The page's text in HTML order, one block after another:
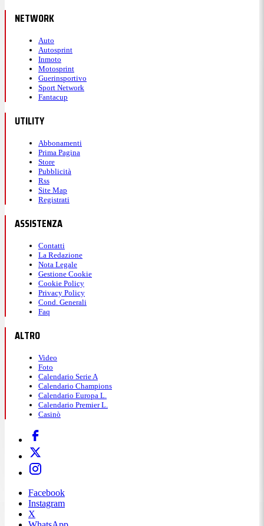
NETWORK
Auto
Autosprint
Inmoto
Motosprint
Guerinsportivo
Sport Network
Fantacup
UTILITY
Abbonamenti
Prima Pagina
Store
Pubblicità
Rss
Site Map
Registrati
ASSISTENZA
Contatti
La Redazione
Nota Legale
Gestione Cookie
Cookie Policy
Privacy Policy
Cond. Generali
Faq
ALTRO
Video
Foto
Calendario Serie A
Calendario Champions
Calendario Europa L.
Calendario Premier L.
Casinò
Facebook
Instagram
X